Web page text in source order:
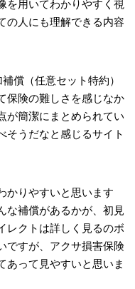
を用いてわかりやすく視
の人にも理解できる内容
償（任意セット特約）
保険の難しさを感じなか
が簡潔にまとめられてい
そうだなと感じるサイト
かりやすいと思います
な補償があるかが、初見
レクトは詳しく見るのボ
ですが、アクサ損害保険
あって見やすいと思いま